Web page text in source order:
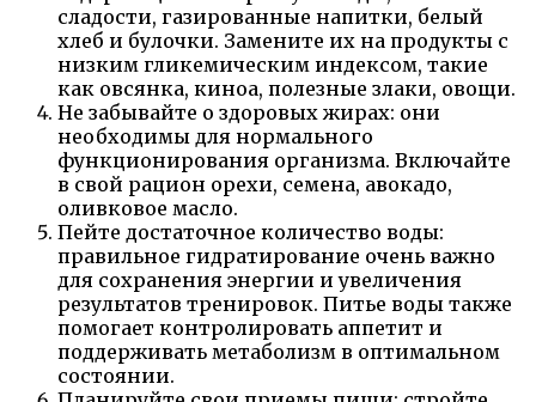
сладости, газированные напитки, белый
хлеб и булочки. Замените их на продукты с
низким гликемическим индексом, такие
как овсянка, киноа, полезные злаки, овощи.
Не забывайте о здоровых жирах: они
необходимы для нормального
функционирования организма. Включайте
в свой рацион орехи, семена, авокадо,
оливковое масло.
Пейте достаточное количество воды:
правильное гидратирование очень важно
для сохранения энергии и увеличения
результатов тренировок. Питье воды также
помогает контролировать аппетит и
поддерживать метаболизм в оптимальном
состоянии.